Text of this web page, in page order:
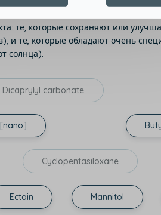
те, которые сохраняют или
и те, которые обладают очень
солнца).
Dicaprylyl carbonate
Cyclopentasiloxane
Ectoin Mannitol